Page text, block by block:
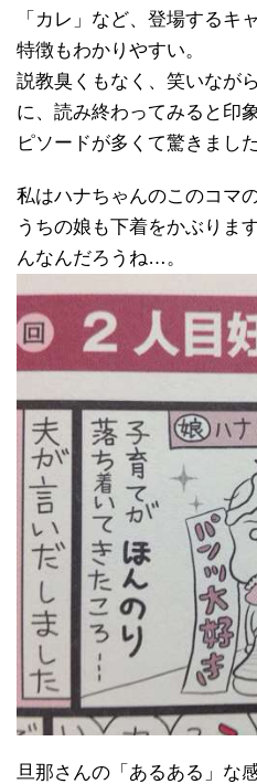
「カレ」など、登場するキ
特徴もわかりやすい。
説教臭くもなく、笑いなが
に、読み終わってみると印
ピソードが多くて驚きました
私はハナちゃんのこのコマ
うちの娘も下着をかぶりま
んなんだろうね…。
旦那さんの「あるある」な